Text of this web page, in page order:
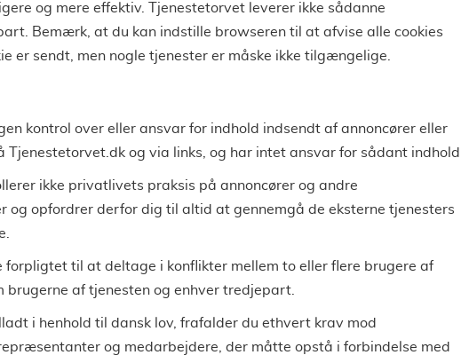
og mere effektiv. Tjenestetorvet leverer ikke sådanne
Bemærk, at du kan indstille browseren til at afvise alle cookies
er sendt, men nogle tjenester er måske ikke tilgængelige.
kontrol over eller ansvar for indhold indsendt af annoncører eller
og via links, og har intet ansvar for sådant indhold.
ikke privatlivets praksis på annoncører og andre
og opfordrer derfor dig til altid at gennemgå de eksterne tjenesters
forpligtet til at deltage i konflikter mellem to eller flere brugere af
brugerne af tjenesten og enhver tredjepart.
i henhold til dansk lov, frafalder du ethvert krav mod
og medarbejdere, der måtte opstå i forbindelse med